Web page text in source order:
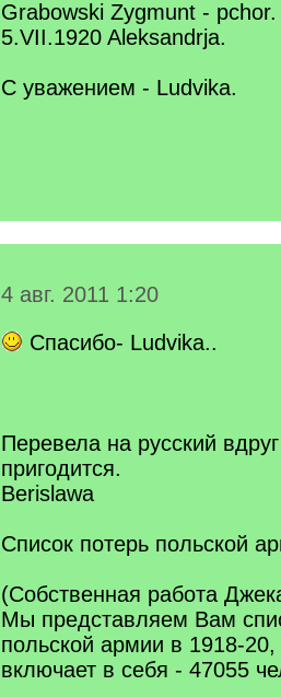
Grabowski Zygmunt -
5.VII.1920 Aleksandrja.
С уважением - Ludvika.
4 авг. 2011 1:20
Спасибо- Ludvika..
Перевела на русский
пригодится.
Berislawa
Список потерь польской
(Собственная работа
Мы представляем Вам
польской армии в 1918-20,
включает в себя - 47055